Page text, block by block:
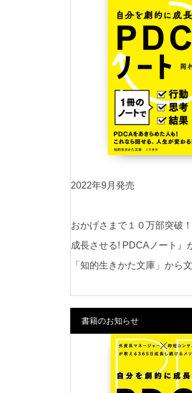
2022年9月発売
おかげさまで１０万部突破
成長させる! PDCAノート』
「知的生きかた文庫」から
書籍のお知らせ